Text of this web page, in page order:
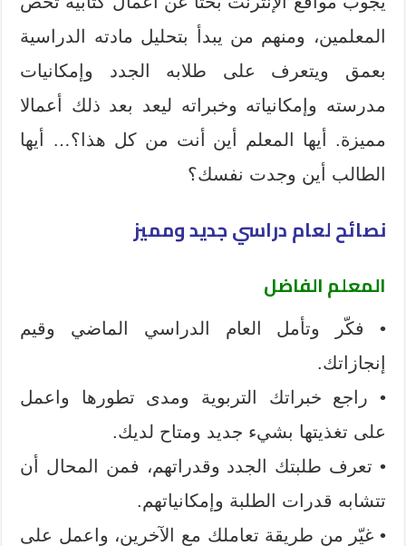
المعلمين، ومنهم من يبدأ بتحليل مادته الدراسية
بعمق ويتعرف على طلابه الجدد وإمكانيات
مدرسته وإمكانياته وخبراته ليعد بعد ذلك أعمالا
مميزة. أيها المعلم أين أنت من كل هذا؟… أيها
الطالب أين وجدت نفسك؟
نصائح لعام دراسي جديد ومميز
المعلم الفاضل
• فكّر وتأمل العام الدراسي الماضي وقيم
إنجازاتك.
• راجع خبراتك التربوية ومدى تطورها واعمل
على تغذيتها بشيء جديد ومتاح لديك.
• تعرف طلبتك الجدد وقدراتهم، فمن المحال أن
تتشابه قدرات الطلبة وإمكانياتهم.
• غيّر من طريقة تعاملك مع الآخرين، واعمل على